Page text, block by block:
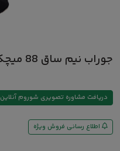
جوراب نیم ساق 88 میچکا و دیارا
دریافت مشاوره تصویری شوروم آنلاین
اطلاع رسانی فروش ویژه